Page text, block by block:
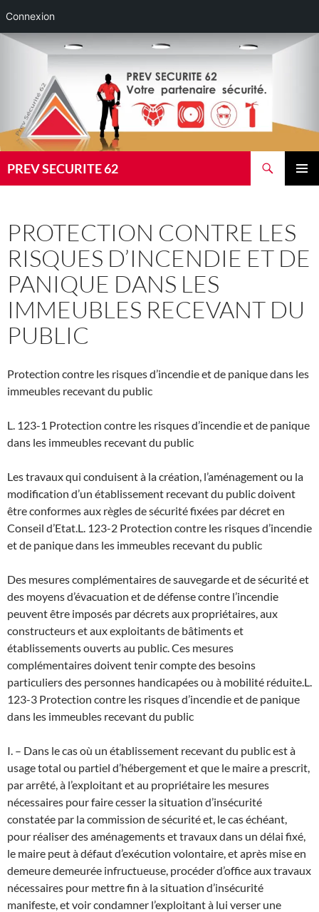
Connexion
Aller
PREV SECURITE 62
PROTECTION CONTRE LES
RISQUES D’INCENDIE ET DE
PANIQUE DANS LES
IMMEUBLES RECEVANT DU
PUBLIC
Protection contre les risques d’incendie et de panique dans les
immeubles recevant du public
L. 123-1 Protection contre les risques d’incendie et de panique
dans les immeubles recevant du public
Les travaux qui conduisent à la création, l’aménagement ou la
modification d’un établissement recevant du public doivent
être conformes aux règles de sécurité fixées par décret en
Conseil d’Etat. L. 123-2 Protection contre les risques d’incendie
et de panique dans les immeubles recevant du public
Des mesures complémentaires de sauvegarde et de sécurité et
des moyens d’évacuation et de défense contre l’incendie
peuvent être imposés par décrets aux propriétaires, aux
constructeurs et aux exploitants de bâtiments et
établissements ouverts au public. Ces mesures
complémentaires doivent tenir compte des besoins
particuliers des personnes handicapées ou à mobilité réduite. L.
123-3 Protection contre les risques d’incendie et de panique
dans les immeubles recevant du public
I. – Dans le cas où un établissement recevant du public est à
usage total ou partiel d’hébergement et que le maire a prescrit,
par arrêté, à l’exploitant et au propriétaire les mesures
nécessaires pour faire cesser la situation d’insécurité
constatée par la commission de sécurité et, le cas échéant,
pour réaliser des aménagements et travaux dans un délai fixé,
le maire peut à défaut d’exécution volontaire, et après mise en
demeure demeurée infructueuse, procéder d’office aux travaux
nécessaires pour mettre fin à la situation d’insécurité
manifeste, et voir condamner l’exploitant à lui verser une